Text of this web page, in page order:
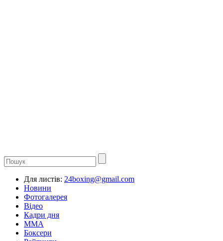
Для листів: 24boxing@gmail.com
Новини
Фотогалерея
Відео
Кадри дня
ММА
Боксери